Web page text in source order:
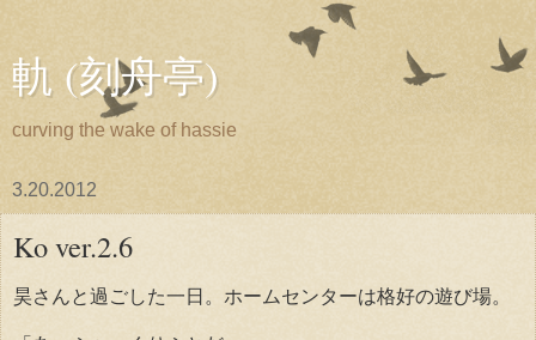
軌 (刻舟亭)
curving the wake of hassie
3.20.2012
Ko ver.2.6
昊さんと過ごした一日。ホームセンターは格好の遊び場。